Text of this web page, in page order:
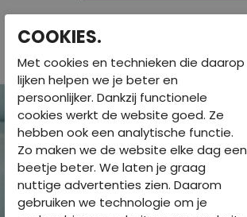
COOKIES.
Met cookies en technieken die daarop
lijken helpen we je beter en
persoonlijker. Dankzij functionele
cookies werkt de website goed. Ze
hebben ook een analytische functie.
Zo maken we de website elke dag een
beetje beter. We laten je graag
nuttige advertenties zien. Daarom
gebruiken we technologie om je